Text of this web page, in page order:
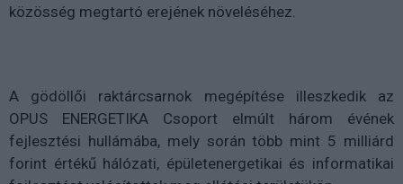
közösség megtartó erejének növeléséhez.
A gödöllői raktárcsarnok megépítése illeszkedik az
OPUS ENERGETIKA Csoport elmúlt három évének
fejlesztési hullámába, mely során több mint 5 milliárd
forint értékű hálózati, épületenergetikai és informatikai